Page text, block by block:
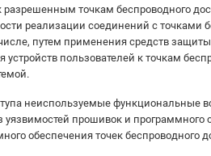
точкам беспроводного
реализации соединений с точками
путем применения средств
устройств пользователей к точкам
неиспользуемые
прошивок и программного
обеспечения точек